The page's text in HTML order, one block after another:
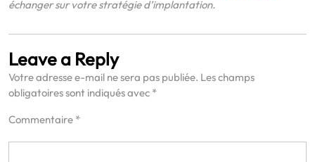
échanger sur votre stratégie d’implantation.
Leave a Reply
Votre adresse e-mail ne sera pas publiée. Les champs
obligatoires sont indiqués avec *
Commentaire *